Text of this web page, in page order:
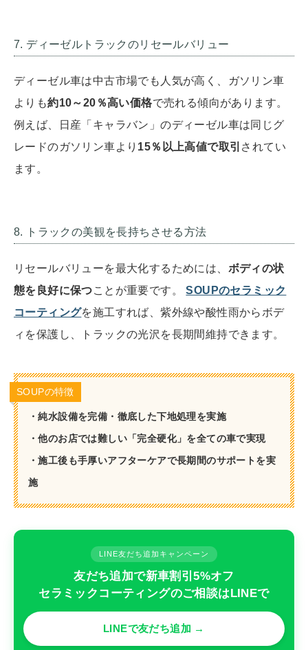
7. ディーゼルトラックのリセールバリュー
ディーゼル車は中古市場でも人気が高く、ガソリン車
よりも約10～20％高い価格で売れる傾向があります。
例えば、日産「キャラバン」のディーゼル車は同じグ
レードのガソリン車より 15％以上高値で取引 されてい
ます。
8. トラックの美観を長持ちさせる方法
リセールバリューを最大化するためには、 ボディの状
態を良好に保つことが重要です。SOUPのセラミック
コーティングを施工すれば、紫外線や酸性雨からボデ
ィを保護し、トラックの光沢を長期間維持できます。
SOUPの特徴
・純水設備を完備・徹底した下地処理を実施
・他のお店では難しい「完全硬化」を全ての車で実現
・施工後も手厚いアフターケアで長期間のサポートを実
施
LINE友だち追加キャンペーン
友だち追加で新車割引5%オフ
セラミックコーティングのご相談はLINEで
LINEで友だち追加 →